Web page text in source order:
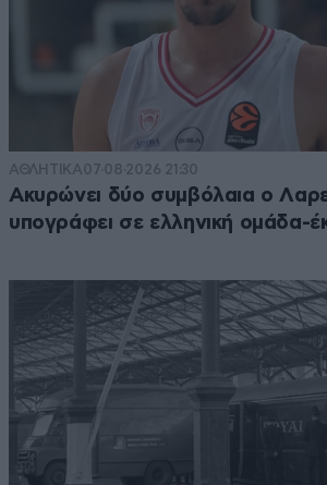
ΑΘΛΗΤΙΚΑ07·08·2026 21:30
Ακυρώνει δύο συμβόλαια ο
υπογράφει σε ελληνική ομάδα-